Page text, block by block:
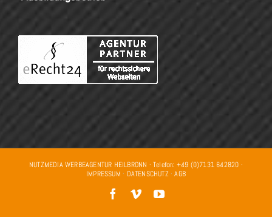
NUTZMEDIA WERBEAGENTUR HEILBRONN · Telefon: +49 (0)7131 642820 ·
IMPRESSUM · DATENSCHUTZ·AGB
Facebook
VimeoYouTube